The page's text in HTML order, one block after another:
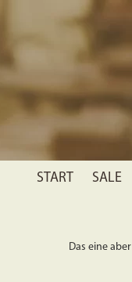
START SALE
Das eine